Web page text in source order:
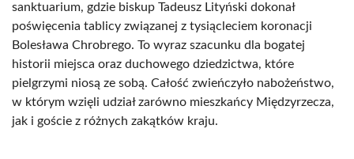
sanktuarium, gdzie biskup Tadeusz Lityński dokonał
poświęcenia tablicy związanej z tysiącleciem koronacji
Bolesława Chrobrego. To wyraz szacunku dla bogatej
historii miejsca oraz duchowego dziedzictwa, które
pielgrzymi niosą ze sobą. Całość zwieńczyło nabożeństwo,
w którym wzięli udział zarówno mieszkańcy Międzyrzecza,
jak i goście z różnych zakątków kraju.